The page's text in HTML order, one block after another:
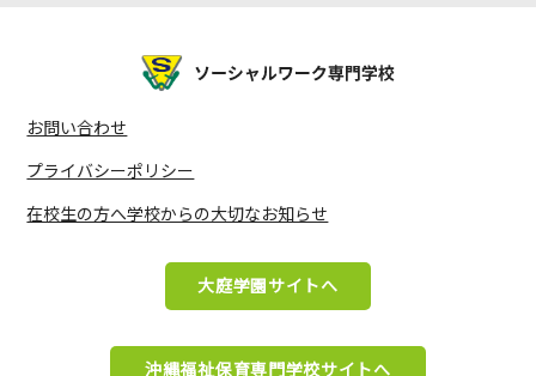
お問い合わせ
プライバシーポリシー
在校生の方へ学校からの大切なお知らせ
大庭学園サイトへ
沖縄福祉保育専門学校サイトへ